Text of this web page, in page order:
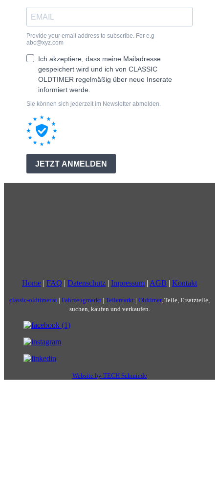
Home | FAQ | Datenschutz | Impressum | AGB | Kontakt
classic-oldtimer.at | Fahrzeugmarkt | Teilemarkt | Oldtimer, Teile, Ersatzteile,
suchen, kaufen und verkaufen.
Website by TECH Schmiede